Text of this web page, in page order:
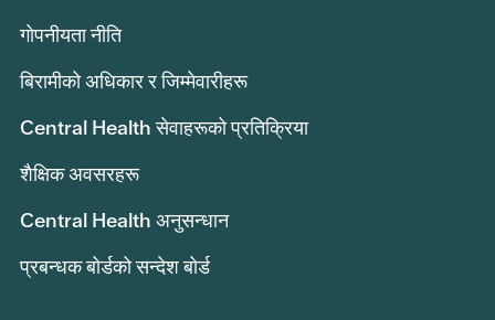
गोपनीयता नीति
बिरामीको अधिकार र जिम्मेवारीहरू
Central Health सेवाहरूको प्रतिक्रिया
शैक्षिक अवसरहरू
Central Health अनुसन्धान
प्रबन्धक बोर्डको सन्देश बोर्ड